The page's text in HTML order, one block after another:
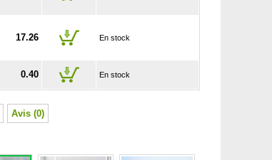
17.26 En stock
0.40 En stock
Avis (0)